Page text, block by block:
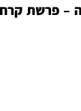
– פרשת קרח